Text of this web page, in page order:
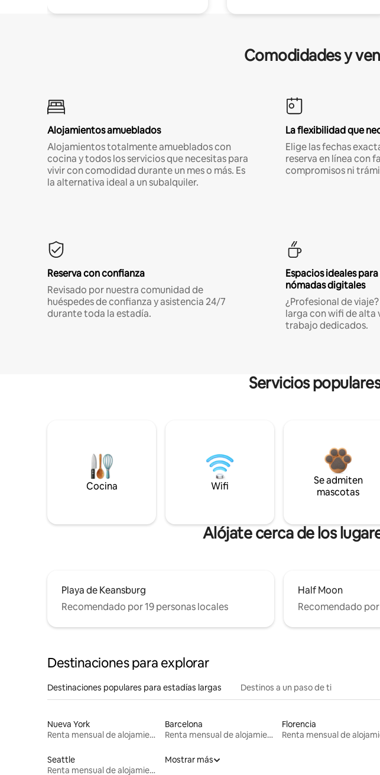
Comodidades y
Alojamientos amueblados
Alojamientos totalmente amueblados con
cocina y todos los servicios que necesitas para
vivir con comodidad durante un mes o más. Es
la alternativa ideal a un subalquiler.
La flexibilidad que
Elige las fechas
reserva en línea con
compromisos ni
Reserva con confianza
Revisado por nuestra comunidad de
huéspedes de confianza y asistencia 24/7
durante toda la estadía.
Espacios ideales
nómadas digitales
¿Profesional de
larga con wifi de alta
trabajo dedicados.
Servicios
Cocina Wifi
Se admiten
mascotas
Alójate cerca de los
Playa de Keansburg
Recomendado por 19 personas locales
Half Moon
Recomendado
Destinaciones para explorar
Destinaciones populares para estadías largas Destinos a un paso de ti
Nueva York
Renta mensual de alojamientos
Barcelona
Renta mensual de alojamientos
Florencia
Seattle
Renta mensual de alojamientos
Mostrar más